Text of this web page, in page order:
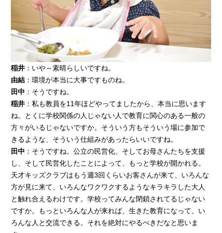
稲井 ：いや～素晴らしいですね。
由結 ：環境が本当に大事ですものね。
田中 ：そうですね。
稲井 ：私も教員を11年ほどやってましたから、本当に思います
ね。とくに学校関係の人じゃない人で教育に関心のある一般の
方々がいるじゃないですか。そういう方もそういう場に参加で
きるような、そういう仕組みがあったらいいですね。
田中 ：そうですね。公立の民営化、そしてお母さんたちを支援
し、そして民営化したことによって、もっと学校が開かれる。
天才キッズクラブはもう週3回くらいお客さんが来て、いろんな
方が見に来て、いろんなワクワクするようなキラキラした大人
と触れ合えるわけです。学校ってみんな閉鎖されてるじゃない
ですか。もっといろんな人が来れば、生きた教育になって、い
ろんな人と交流できる。それを絶対にやるべきだなと思いま